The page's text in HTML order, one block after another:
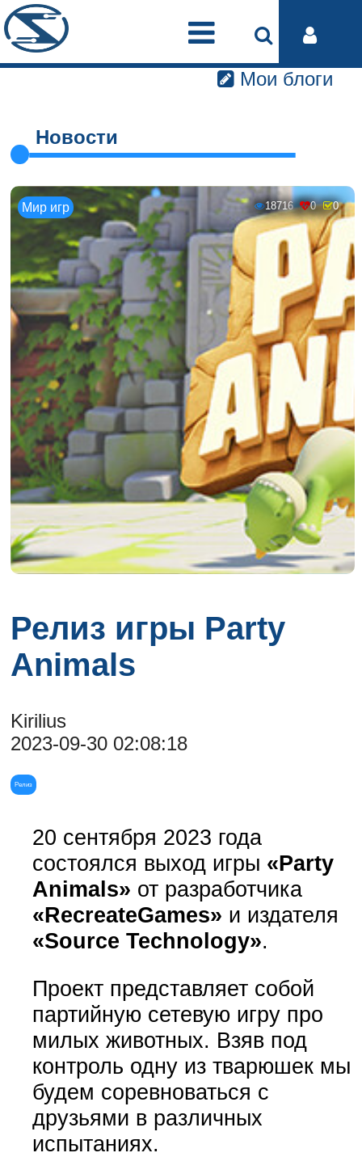
Мои блоги
Новости
Мир игр 18716 0 0
Релиз игры Party
Animals
Kirilius
2023-09-30 02:08:18
Релиз
20 сентября 2023 года
состоялся выход игры «Party
Animals» от разработчика
«RecreateGames» и издателя
«Source Technology».
Проект представляет собой
партийную сетевую игру про
милых животных. Взяв под
контроль одну из тварюшек мы
будем соревноваться с
друзьями в различных
испытаниях.